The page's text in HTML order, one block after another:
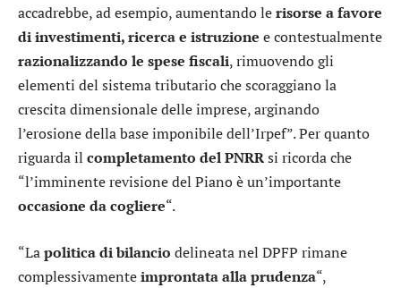
accadrebbe, ad esempio, aumentando lerisorse a favore
di investimenti, ricerca e istruzione e contestualmente
razionalizzando le spese fiscali, rimuovendo gli
elementi del sistema tributario che scoraggiano la
crescita dimensionale delle imprese, arginando
l’erosione della base imponibile dell’Irpef”. Per quanto
riguarda il completamento del PNRRsi ricorda che
“l’imminente revisione del Piano è un’importante
occasione da cogliere“.
“Lapolitica di bilancio delineata nel DPFP rimane
complessivamenteimprontata alla prudenza“,